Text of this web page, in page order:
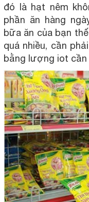
đó là hạt nêm
phần ăn hàng
bữa ăn của bạn
quá nhiều, cần
bằng lượng iot